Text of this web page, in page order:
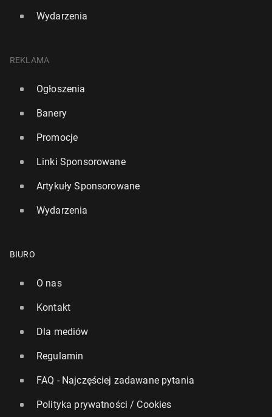
Wydarzenia
REKLAMA
Ogłoszenia
Banery
Promocje
Linki Sponsorowane
Artykuły Sponsorowane
Wydarzenia
BIURO
O nas
Kontakt
Dla mediów
Regulamin
FAQ - Najczęściej zadawane pytania
Polityka prywatności / Cookies